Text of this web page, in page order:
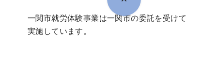
一関市就労体験事業は一関市の委託を受けて
実施しています。